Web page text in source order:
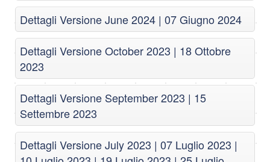
Dettagli Versione June 2024 | 07 Giugno 2024
Dettagli Versione October 2023 | 18 Ottobre
2023
Dettagli Versione September 2023 | 15
Settembre 2023
Dettagli Versione July 2023 | 07 Luglio 2023 |